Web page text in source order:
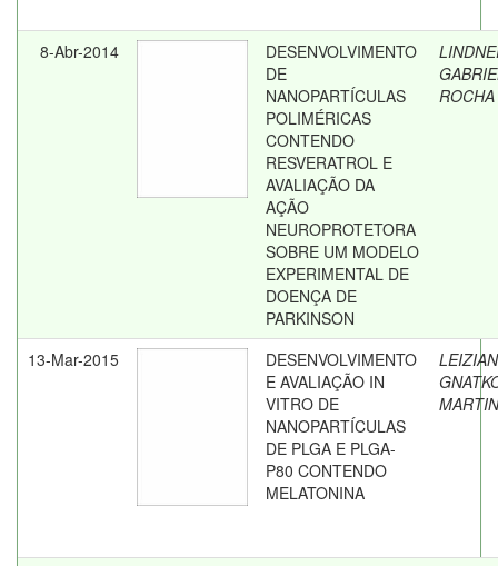
8-Abr-2014
DESENVOLVIMENTO
DE
NANOPARTÍCULAS
POLIMÉRICAS
CONTENDO
RESVERATROL E
AVALIAÇÃO DA
AÇÃO
NEUROPROTETORA
SOBRE UM MODELO
EXPERIMENTAL DE
DOENÇA DE
PARKINSON
ROCHA
13-Mar-2015
DESENVOLVIMENTO
E AVALIAÇÃO IN
VITRO DE
NANOPARTÍCULAS
DE PLGA E PLGA-
P80 CONTENDO
MELATONINA